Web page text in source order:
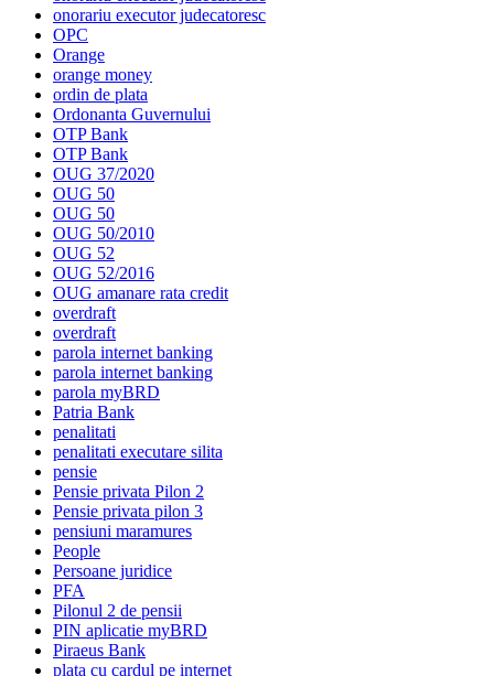
onorariu executor judecatoresc
OPC
Orange
orange money
ordin de plata
Ordonanta Guvernului
OTP Bank
OTP Bank
OUG 37/2020
OUG 50
OUG 50
OUG 50/2010
OUG 52
OUG 52/2016
OUG amanare rata credit
overdraft
overdraft
parola internet banking
parola internet banking
parola myBRD
Patria Bank
penalitati
penalitati executare silita
pensie
Pensie privata Pilon 2
Pensie privata pilon 3
pensiuni maramures
People
Persoane juridice
PFA
Pilonul 2 de pensii
PIN aplicatie myBRD
Piraeus Bank
plata cu cardul pe internet